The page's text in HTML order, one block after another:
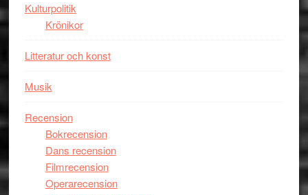
Kulturpolitik
Krönikor
Litteratur och konst
Musik
Recension
Bokrecension
Dans recension
Filmrecension
Operarecension